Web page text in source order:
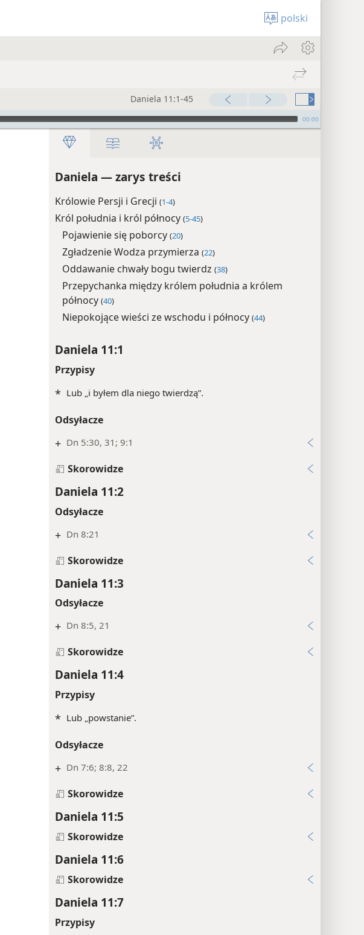
polski
Daniela 11:1-45
00:00
Daniela — zarys treści
Królowie Persji i Grecji (1-4)
Król południa i król północy (5-45)
Pojawienie się poborcy (20)
Zgładzenie Wodza przymierza (22)
Oddawanie chwały bogu twierdz (38)
Przepychanka między królem południa a królem
północy (40)
Niepokojące wieści ze wschodu i północy (44)
Daniela 11:1
Przypisy
* Lub „i byłem dla niego twierdzą”.
Odsyłacze
+ Dn 5:30, 31; 9:1
Skorowidze
Daniela 11:2
Odsyłacze
+ Dn 8:21
Skorowidze
Daniela 11:3
Odsyłacze
+ Dn 8:5, 21
Skorowidze
Daniela 11:4
Przypisy
* Lub „powstanie”.
Odsyłacze
+ Dn 7:6; 8:8, 22
Skorowidze
Daniela 11:5
Skorowidze
Daniela 11:6
Skorowidze
Daniela 11:7
Przypisy